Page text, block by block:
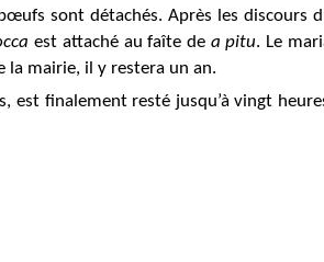
sont détachés. Après les discours
est attaché au faîte de a pitu. Le
la mairie, il y restera un an.
finalement resté jusqu’à vingt